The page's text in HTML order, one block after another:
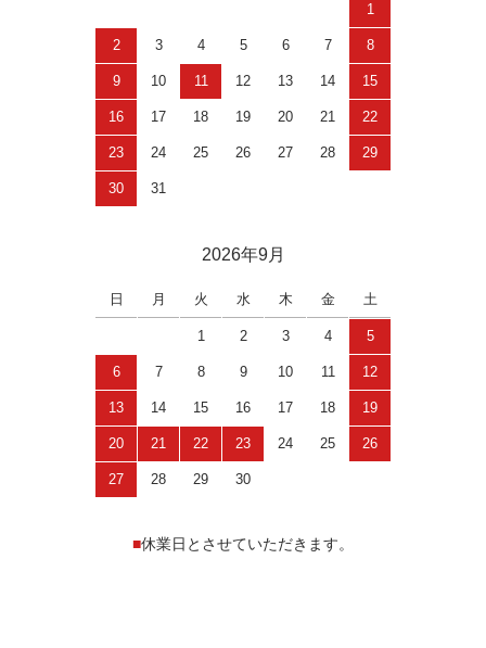
1
2 3 4 5 6 7 8
9 10 11 12 13 14 15
16 17 18 19 20 21 22
23 24 25 26 27 28 29
30 31
2026年9月
日 月 火 水 木 金 土
1 2 3 4 5
6 7 8 9 10 11 12
13 14 15 16 17 18 19
20 21 22 23 24 25 26
27 28 29 30
■休業日とさせていただきます。